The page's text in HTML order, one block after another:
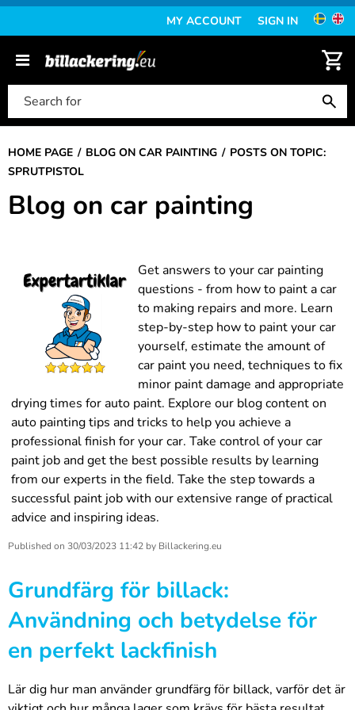
MY ACCOUNT SIGN IN
HOME PAGE BLOG ON CAR PAINTING
POSTS ON TOPIC:
SPRUTPISTOL
Blog on car painting
Get answers to your car painting
questions - from how to paint a car
to making repairs and more. Learn
step-by-step how to paint your car
yourself, estimate the amount of
car paint you need, techniques to fix
minor paint damage and appropriate
drying times for auto paint. Explore our blog content on
auto painting tips and tricks to help you achieve a
professional finish for your car. Take control of your car
paint job and get the best possible results by learning
from our experts in the field. Take the step towards a
successful paint job with our extensive range of practical
advice and inspiring ideas.
Published on 30/03/2023 11:42 by Billackering.eu
Grundfärg för billack:
Användning och betydelse för
en perfekt lackfinish
Lär dig hur man använder grundfärg för billack, varför det är